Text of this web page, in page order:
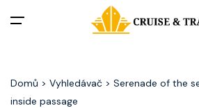
Akční nabídky
Domů > Vyhledávač > Serenade of the
inside passage